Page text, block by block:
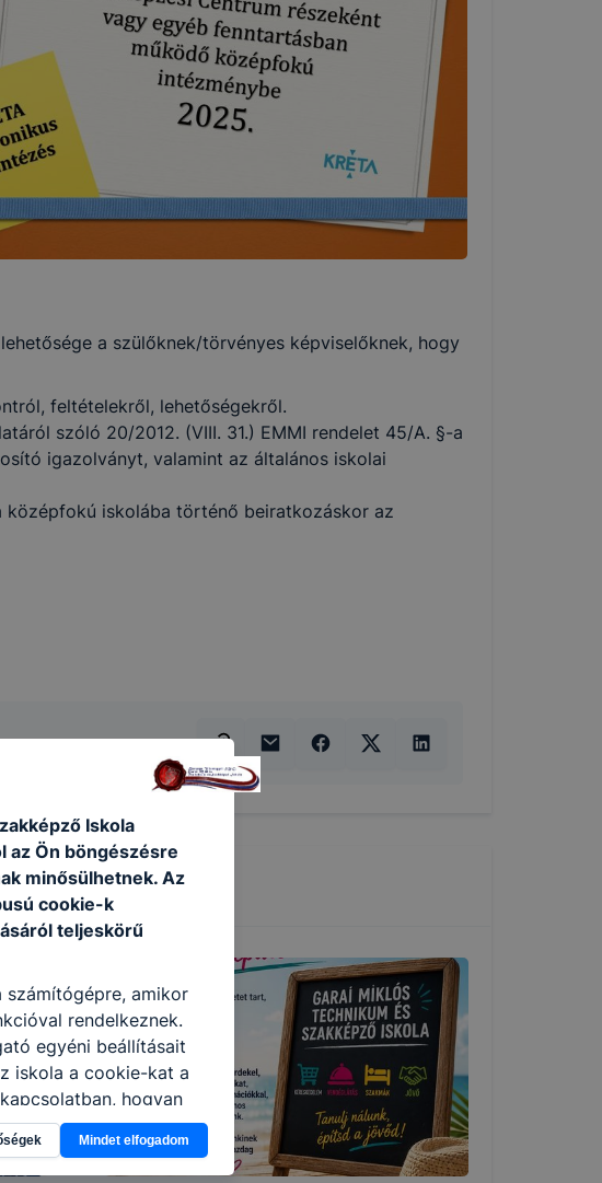
a szülőknek/törvényes képviselőknek, hogy
feltételekről, lehetőségekről.
szóló 20/2012. (VIII. 31.) EMMI rendelet 45/A. §-a
igazolványt, valamint az általános iskolai
középfokú iskolába történő beiratkozáskor az
Iskola
az Ön böngészésre
minősülhetnek. Az
cookie-k
teljeskörű
amikor
rendelkeznek.
egyéni beállításait
iskola a cookie-kat a
hogyan
melyik részeit
biztosítsunk Önnek
honlap
Mindet elfogadom